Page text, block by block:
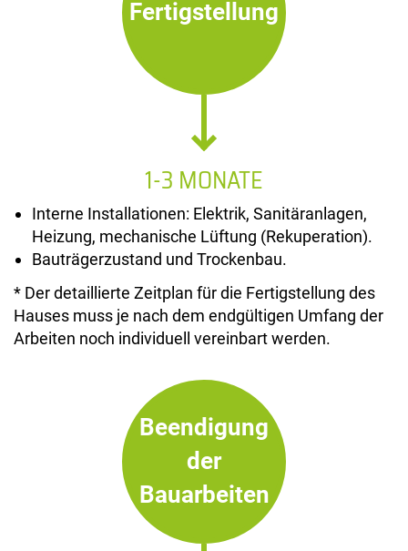
Fertigstellung
1-3 MONATE
Interne Installationen: Elektrik, Sanitäranlagen,
Heizung, mechanische Lüftung (Rekuperation).
Bauträgerzustand und Trockenbau.
* Der detaillierte Zeitplan für die Fertigstellung des
Hauses muss je nach dem endgültigen Umfang der
Arbeiten noch individuell vereinbart werden.
Beendigung
der
Bauarbeiten